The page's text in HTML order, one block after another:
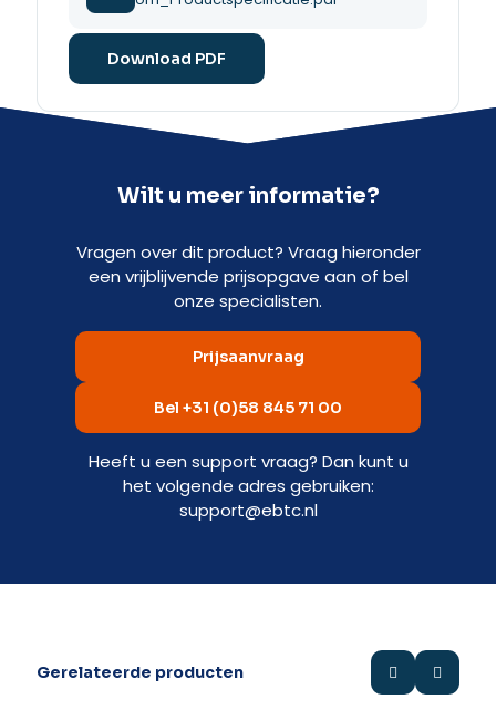
Download PDF
Wilt u meer informatie?
Vragen over dit product? Vraag hieronder
een vrijblijvende prijsopgave aan of bel
onze specialisten.
Prijsaanvraag
Bel +31 (0)58 845 71 00
Heeft u een support vraag? Dan kunt u
het volgende adres gebruiken:
support@ebtc.nl
Gerelateerde producten